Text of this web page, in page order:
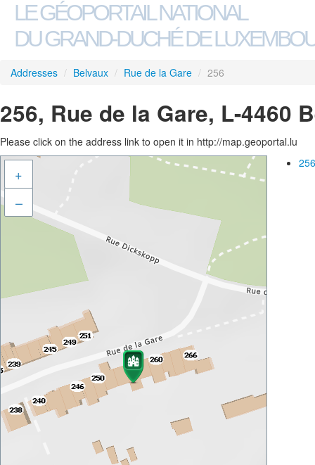
LE GÉOPORTAIL NATIONAL
DU GRAND-DUCHÉ DE
Addresses / Belvaux / Rue de la Gare / 256
256, Rue de la Gare, L-4460
Please click on the address link to open it in http://map.geoportal.lu
+
–